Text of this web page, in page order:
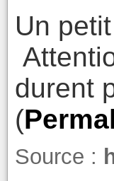
Un
durent
(
Source :